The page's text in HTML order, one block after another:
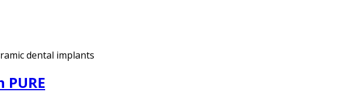
dental implants